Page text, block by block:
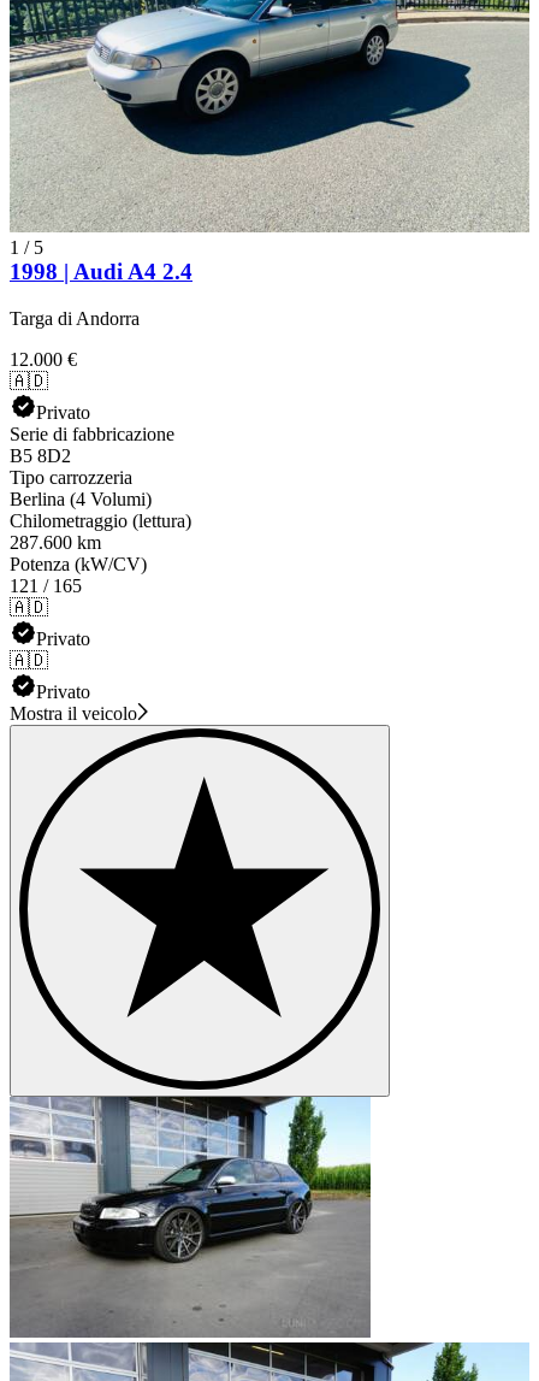
1 / 5
1998 | Audi A4 2.4
Targa di Andorra
12.000 €
🇦🇩
Privato
Serie di fabbricazione
B5 8D2
Tipo carrozzeria
Berlina (4 Volumi)
Chilometraggio (lettura)
287.600 km
Potenza (kW/CV)
121 / 165
🇦🇩
Privato
🇦🇩
Privato
Mostra il veicolo